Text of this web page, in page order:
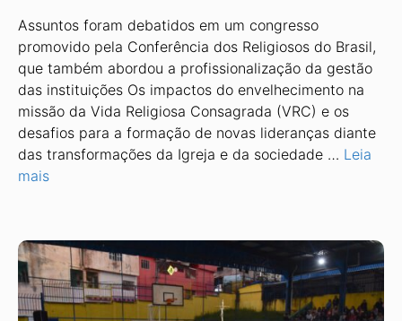
Assuntos foram debatidos em um congresso
promovido pela Conferência dos Religiosos do Brasil,
que também abordou a profissionalização da gestão
das instituições Os impactos do envelhecimento na
missão da Vida Religiosa Consagrada (VRC) e os
desafios para a formação de novas lideranças diante
das trans­formações da Igreja e da sociedade … Leia
mais